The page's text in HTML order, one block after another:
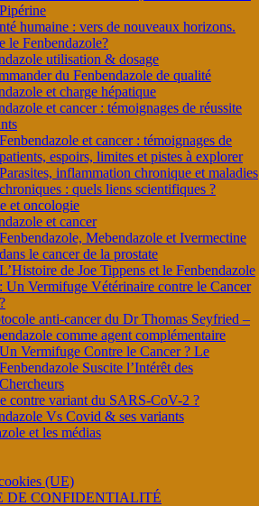
Pipérine
humaine : vers de nouveaux horizons.
le Fenbendazole?
utilisation & dosage
du Fenbendazole de qualité
et charge hépatique
et cancer : témoignages de réussite
Fenbendazole et cancer : témoignages de
patients, espoirs, limites et pistes à explorer
Parasites, inflammation chronique et maladies
chroniques : quels liens scientifiques ?
et oncologie
et cancer
Fenbendazole, Mebendazole et Ivermectine
dans le cancer de la prostate
L’Histoire de Joe Tippens et le Fenbendazole
: Un Vermifuge Vétérinaire contre le Cancer
?
anti-cancer du Dr Thomas Seyfried –
comme agent complémentaire
Un Vermifuge Contre le Cancer ? Le
Fenbendazole Suscite l’Intérêt des
Chercheurs
contre variant du SARS-CoV-2 ?
Vs Covid & ses variants
et les médias
(UE)
DE CONFIDENTIALITÉ